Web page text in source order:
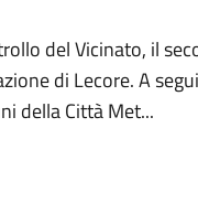
del Vicinato, il
di Lecore. A
della Città Met...